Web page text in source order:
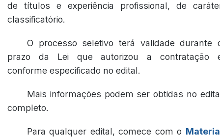
de títulos e experiência profissional, de
classificatório.
O processo seletivo terá validade durante
prazo da Lei que autorizou a contratação
conforme especificado no edital.
Mais informações podem ser obtidas no
completo.
Para qualquer edital, comece com o